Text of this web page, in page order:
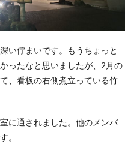
い佇まいです。もうちょっと
ったなと思いましたが、2月の
、看板の右側煮立っている竹
に通されました。他のメンバ
。